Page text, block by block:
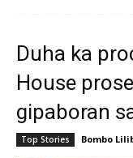
Duha ka
House
gipaboran
Top Stories Bombo